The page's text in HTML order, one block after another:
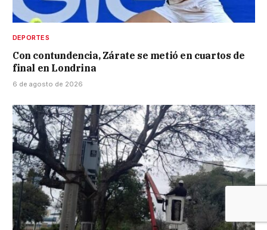
DEPORTES
Con contundencia, Zárate se metió en cuartos de
final en Londrina
6 de agosto de 2026